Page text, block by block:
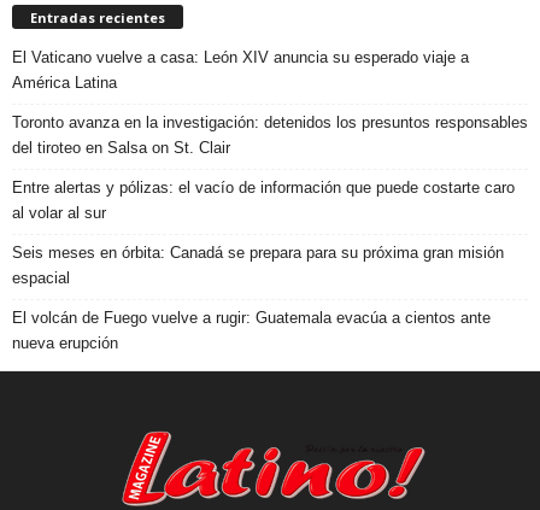
Entradas recientes
El Vaticano vuelve a casa: León XIV anuncia su esperado viaje a
América Latina
Toronto avanza en la investigación: detenidos los presuntos responsables
del tiroteo en Salsa on St. Clair
Entre alertas y pólizas: el vacío de información que puede costarte caro
al volar al sur
Seis meses en órbita: Canadá se prepara para su próxima gran misión
espacial
El volcán de Fuego vuelve a rugir: Guatemala evacúa a cientos ante
nueva erupción